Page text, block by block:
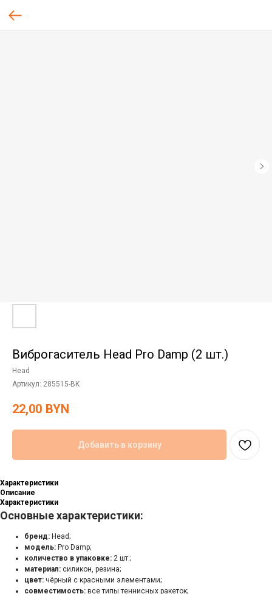
Виброгаситель Head Pro Damp (2 шт.)
Head
Артикул: 285515-BK
22,00 BYN
Добавить в корзину
Характеристики
Описание
Характеристики
Основные характеристики:
бренд: Head;
модель: Pro Damp;
количество в упаковке: 2 шт.;
материал: силикон, резина;
цвет: чёрный с красными элементами;
совместимость: все типы теннисных ракеток;